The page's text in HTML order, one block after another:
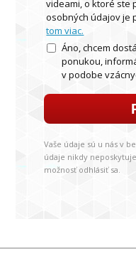
videami, o ktoré ste
osobných údajov je
tom viac.
Áno, chcem
ponukou,
v podobe
Vaše údaje sú u nás v
údaje nikdy
možnosť odhlásiť sa.